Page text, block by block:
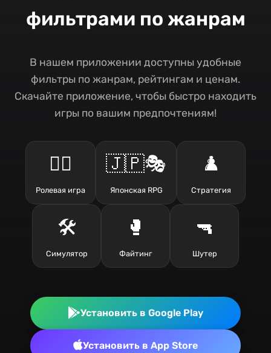
фильтрами по жанрам
В нашем приложении доступны удобные
фильтры по жанрам, рейтингам и ценам.
Скачайте приложение, чтобы быстро находить
игры по вашим предпочтениям!
🧙‍♂️
Ролевая игра
🇯🇵🎭
Японская RPG
♟️
Стратегия
🛠️
Симулятор
🥊
Файтинг
🔫
Шутер
Установить в Google Play
Установить в App Store